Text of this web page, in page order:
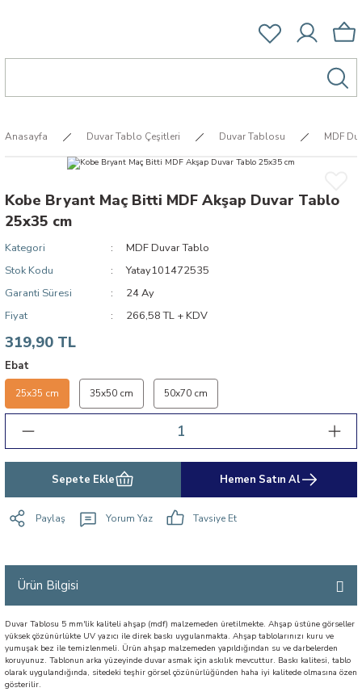
Anasayfa Duvar Tablo Çeşitleri Duvar Tablosu MDF
Kobe Bryant Maç Bitti MDF Akşap Duvar Tablo
25x35 cm
Kategori
MDF Duvar Tablo
Stok Kodu
Yatay101472535
Garanti Süresi
24 Ay
Fiyat
266,58 TL + KDV
319,90 TL
Ebat
25x35 cm 35x50 cm 50x70 cm
Sepete Ekle Hemen Satın Al
Paylaş Yorum Yaz Tavsiye Et
Ürün Bilgisi
Duvar Tablosu 5 mm'lik kaliteli ahşap (mdf) malzemeden üretilmekte. Ahşap üstüne görseller
yüksek çözünürlükte UV yazıcı ile direk baskı uygulanmakta. Ahşap tablolarınızı kuru ve
yumuşak bez ile temizlenmeli. Ürün ahşap malzemeden yapıldığından su ve darbelerden
koruyunuz. Tablonun arka yüzeyinde duvar asmak için askılık mevcuttur. Baskı kalitesi, tablo
olarak uygulandığında, sitedeki teşhir görsel çözünürlüğünden haha iyi kalitede olmasına özen
gösterilir.